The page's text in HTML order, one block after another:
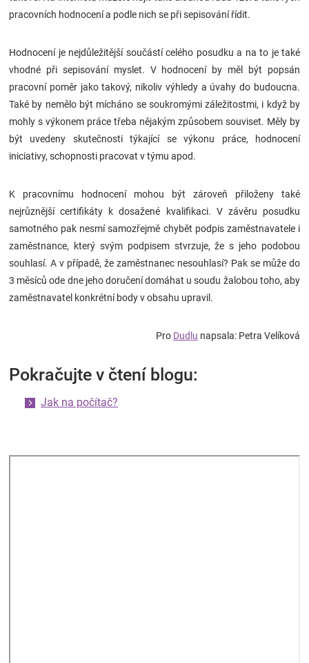
pracovních hodnocení a podle nich se při sepisování řídit.
Hodnocení je nejdůležitější součástí celého posudku a na to je také
vhodné při sepisování myslet. V hodnocení by měl být popsán
pracovní poměr jako takový, nikoliv výhledy a úvahy do budoucna.
Také by nemělo být mícháno se soukromými záležitostmi, i když by
mohly s výkonem práce třeba nějakým způsobem souviset. Měly by
být uvedeny skutečnosti týkající se výkonu práce, hodnocení
iniciativy, schopnosti pracovat v týmu apod.
K pracovnímu hodnocení mohou být zároveň přiloženy také
nejrůznější certifikáty k dosažené kvalifikaci. V závěru posudku
samotného pak nesmí samozřejmě chybět podpis zaměstnavatele i
zaměstnance, který svým podpisem stvrzuje, že s jeho podobou
souhlasí. A v případě, že zaměstnanec nesouhlasí? Pak se může do
3 měsíců ode dne jeho doručení domáhat u soudu žalobou toho, aby
zaměstnavatel konkrétní body v obsahu upravil.
Pro Dudlu napsala: Petra Velíková
Pokračujte v čtení blogu:
Jak na počítač?